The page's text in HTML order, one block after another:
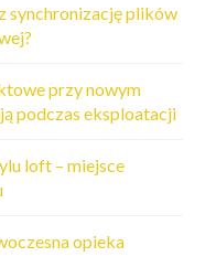
synchronizację plików
przy nowym
podczas eksploatacji
loft – miejsce
opieka